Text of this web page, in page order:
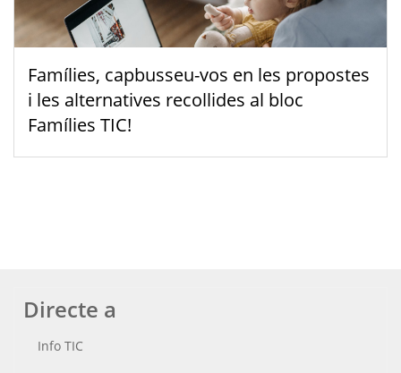
Famílies, capbusseu-vos en les propostes
i les alternatives recollides al bloc
Famílies TIC!
Directe a
Info TIC